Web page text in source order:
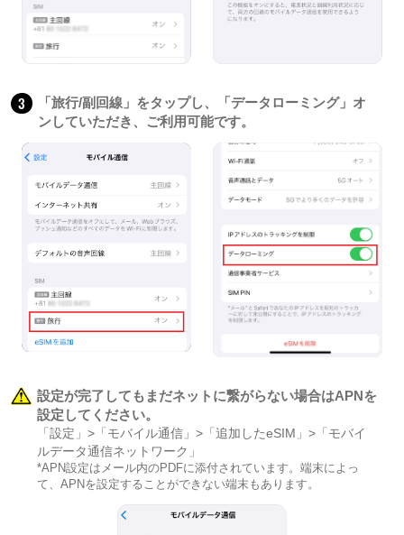
3
「旅行/副回線」をタップし、「データローミング」オ
ンしていただき、ご利用可能です。
設定が完了してもまだネットに繋がらない場合はAPNを
設定してください。
「設定」>「モバイル通信」>「追加したeSIM」>「モバイ
ルデータ通信ネットワーク」
*APN設定はメール内のPDFに添付されています。端末によっ
て、APNを設定することができない端末もあります。